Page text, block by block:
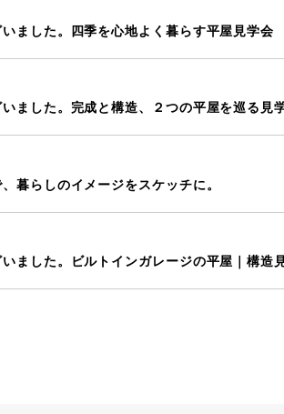
ました。四季を心地よく暮らす平屋見学会
ました。完成と構造、２つの平屋を巡る見学
｜その場で、暮らしのイメ
ました。ビルトインガレージの平屋｜構造